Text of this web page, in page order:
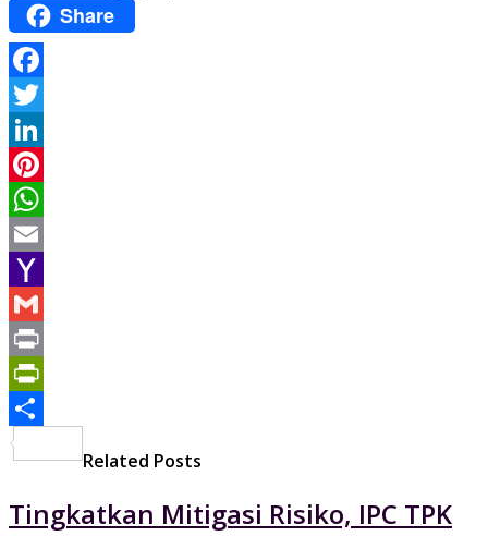
Share
Facebook
Twitter
LinkedIn
Pinterest
WhatsApp
Email
Yahoo
Mail
Gmail
Print
PrintFriendly
Related Posts
Tingkatkan Mitigasi Risiko, IPC TPK